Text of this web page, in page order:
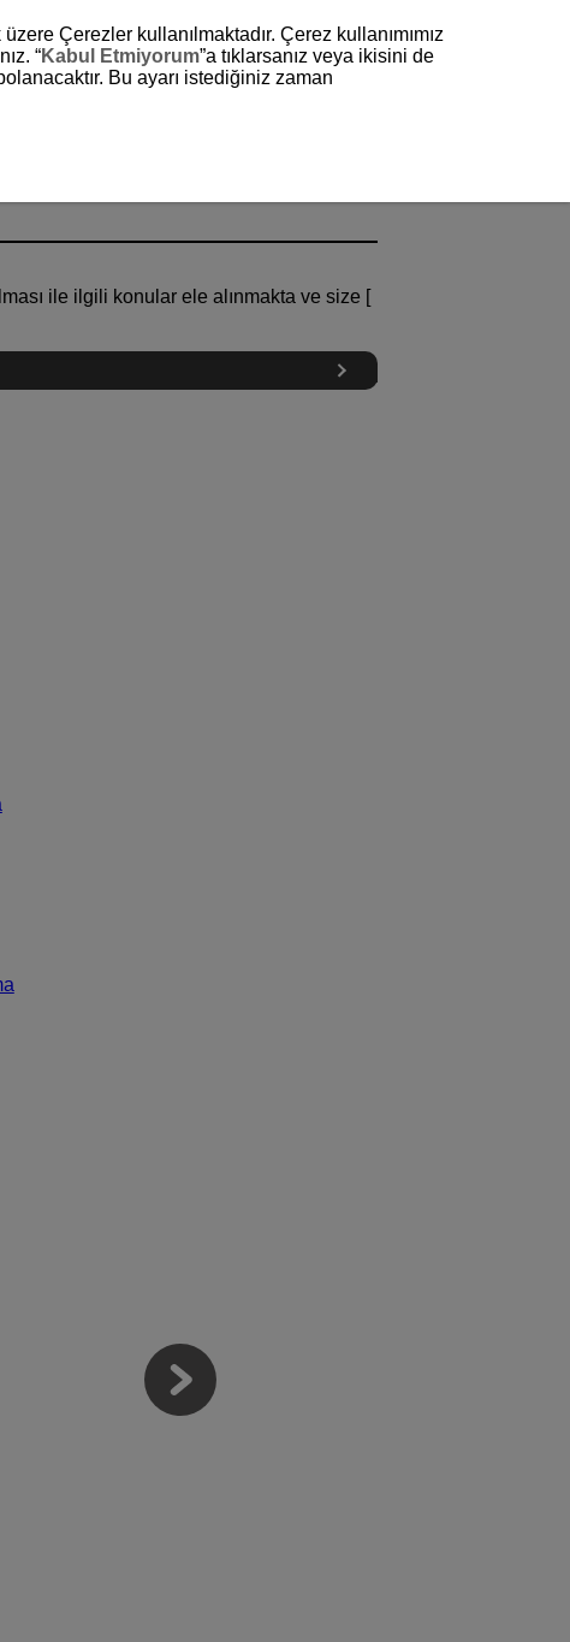
ile ilgili konular ele alınmakta ve size [
Çerezler kullanılmaktadır. Çerez kullanımımız
“Kabul Etmiyorum”a tıklarsanız veya ikisini de
Bu ayarı istediğiniz zaman